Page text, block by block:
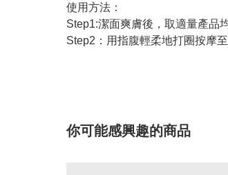
使用方法：
Step1:潔面爽膚後，取適量產品
Step2：用指腹輕柔地打圈按摩
你可能感興趣的商品